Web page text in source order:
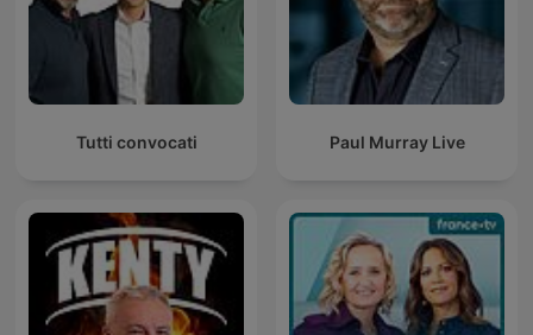
Tutti convocati Paul Murray Live